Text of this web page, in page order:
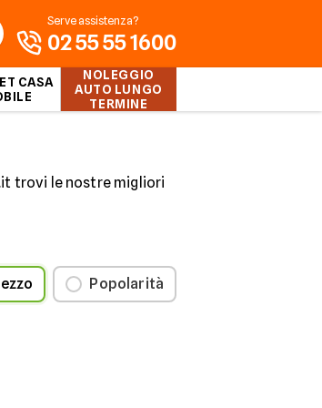
CASA
NOLEGGIO
AUTO LUNGO
TERMINE
Serve assistenza?
02 55 55 1600
trovi le nostre migliori
macchina o furgone a
Popolarità